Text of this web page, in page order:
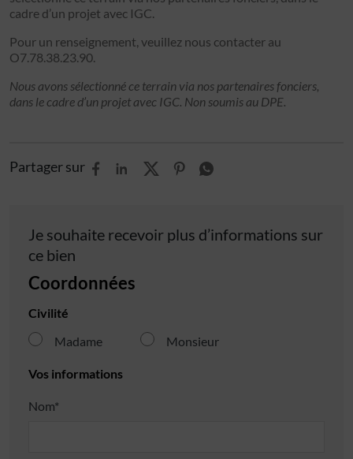
cadre d’un projet avec IGC.
Pour un renseignement, veuillez nous contacter au
O7.78.38.23.90.
Nous avons sélectionné ce terrain via nos partenaires fonciers,
dans le cadre d’un projet avec IGC. Non soumis au DPE.
Partager sur
Je souhaite recevoir plus d’informations sur
ce bien
Coordonnées
Civilité
Madame
Monsieur
Vos informations
Nom*